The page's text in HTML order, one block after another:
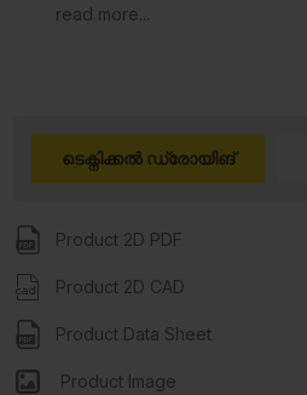
read more...
ടെക്നിക്കൽ ഡ്രോയിങ്
Product 2D PDF
Product 2D CAD
Product Data Sheet
Product Image